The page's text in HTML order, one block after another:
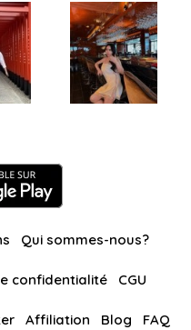
Qui sommes-nous?
confidentialité CGU
Affiliation Blog FAQ